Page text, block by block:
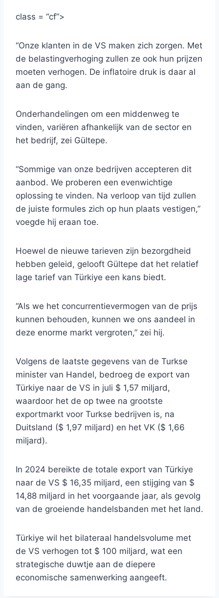
class = “cf”>
“Onze klanten in de VS maken zich zorgen. Met
de belastingverhoging zullen ze ook hun prijzen
moeten verhogen. De inflatoire druk is daar al
aan de gang.
Onderhandelingen om een middenweg te
vinden, variëren afhankelijk van de sector en
het bedrijf, zei Gültepe.
“Sommige van onze bedrijven accepteren dit
aanbod. We proberen een evenwichtige
oplossing te vinden. Na verloop van tijd zullen
de juiste formules zich op hun plaats vestigen,”
voegde hij eraan toe.
Hoewel de nieuwe tarieven zijn bezorgdheid
hebben geleid, gelooft Gültepe dat het relatief
lage tarief van Türkiye een kans biedt.
“Als we het concurrentievermogen van de prijs
kunnen behouden, kunnen we ons aandeel in
deze enorme markt vergroten,” zei hij.
Volgens de laatste gegevens van de Turkse
minister van Handel, bedroeg de export van
Türkiye naar de VS in juli $ 1,57 miljard,
waardoor het de op twee na grootste
exportmarkt voor Turkse bedrijven is, na
Duitsland ($ 1,97 miljard) en het VK ($ 1,66
miljard).
In 2024 bereikte de totale export van Türkiye
naar de VS $ 16,35 miljard, een stijging van $
14,88 miljard in het voorgaande jaar, als gevolg
van de groeiende handelsbanden met het land.
Türkiye wil het bilateraal handelsvolume met
de VS verhogen tot $ 100 miljard, wat een
strategische duwtje aan de diepere
economische samenwerking aangeeft.